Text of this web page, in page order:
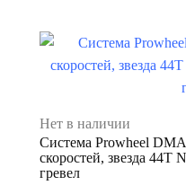
Нет в наличии
Система Prowheel
скоростей, звезда
гревел